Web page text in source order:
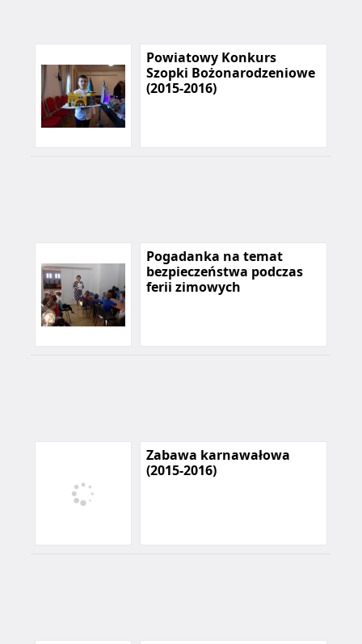
Powiatowy Konkurs
Szopki Bożonarodzeniowe
(2015-2016)
Pogadanka na temat
bezpieczeństwa podczas
ferii zimowych
Zabawa karnawałowa
(2015-2016)